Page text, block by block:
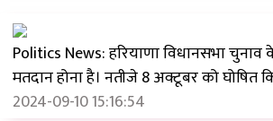
Politics News: हरियाणा विधानसभा
मतदान होना है। नतीजे 8 अक्टूबर को घोषित
2024-09-10 15:16:54